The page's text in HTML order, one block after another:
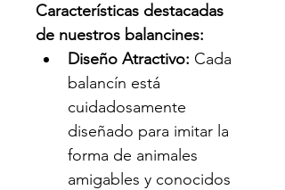
Características destacadas
de nuestros balancines:
Diseño Atractivo: Cada
balancín está
cuidadosamente
diseñado para imitar la
forma de animales
amigables y conocidos